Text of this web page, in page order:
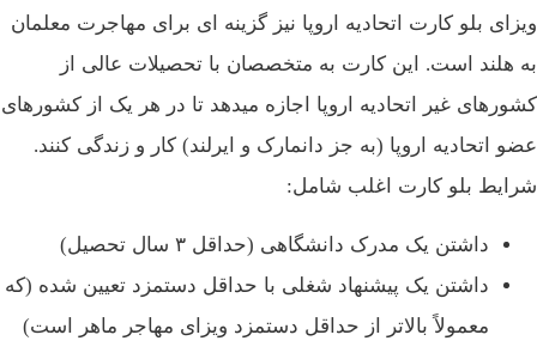
بلو کارت اتحادیه اروپا نیز گزینه‌ ای برای مهاجرت معلمان
هلند است. این کارت به متخصصان با تحصیلات عالی از
غیر اتحادیه اروپا اجازه میدهد تا در هر یک از کشورهای
اتحادیه اروپا (به جز دانمارک و ایرلند) کار و زندگی کنند.
بلو کارت اغلب شامل:
داشتن یک مدرک دانشگاهی (حداقل ۳ سال تحصیل)
داشتن یک پیشنهاد شغلی با حداقل دستمزد تعیین شده (که
معمولاً بالاتر از حداقل دستمزد ویزای مهاجر ماهر است)